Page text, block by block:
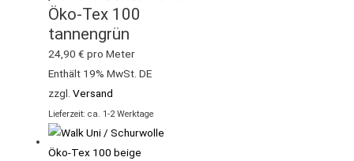
Öko-Tex 100
tannengrün
24,90€ pro Meter
Enthält 19% MwSt. DE
zzgl.Versand
Lieferzeit: ca. 1-2 Werktage